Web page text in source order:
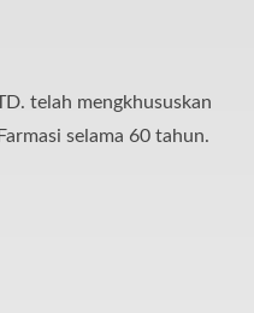
telah mengkhususkan
selama 60 tahun.